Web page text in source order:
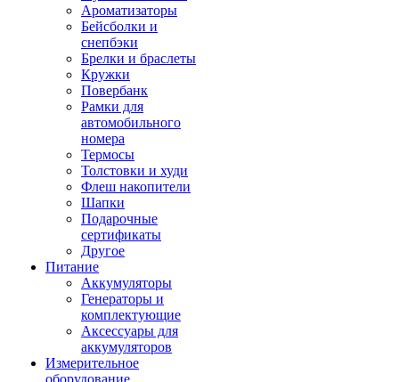
Ароматизаторы
Бейсболки и
снепбэки
Брелки и браслеты
Кружки
Повербанк
Рамки для
автомобильного
номера
Термосы
Толстовки и худи
Флеш накопители
Шапки
Подарочные
сертификаты
Другое
Питание
Аккумуляторы
Генераторы и
комплектующие
Аксессуары для
аккумуляторов
Измерительное
оборудование